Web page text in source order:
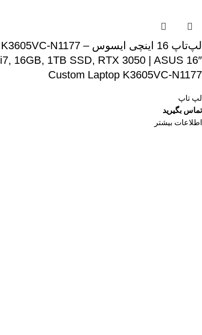
لپ‌تاپ 16 اینچی ایسوس K3605VC-N1177 –
i7, 16GB, 1TB SSD, RTX 3050 | ASUS 16″
Custom Laptop K3605VC-N1177
لپ تاپ
تماس بگیرید
اطلاعات بیشتر